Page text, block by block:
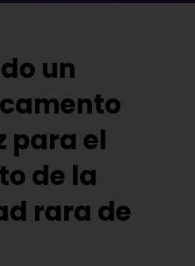
un
para el
de la
rara de